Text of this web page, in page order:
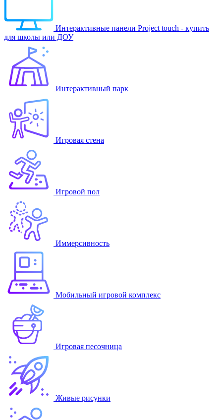
Интерактивные панели Project touch - купить
для школы или ДОУ
Интерактивный парк
Игровая стена
Игровой пол
Иммерсивность
Мобильный игровой комплекс
Игровая песочница
Живые рисунки